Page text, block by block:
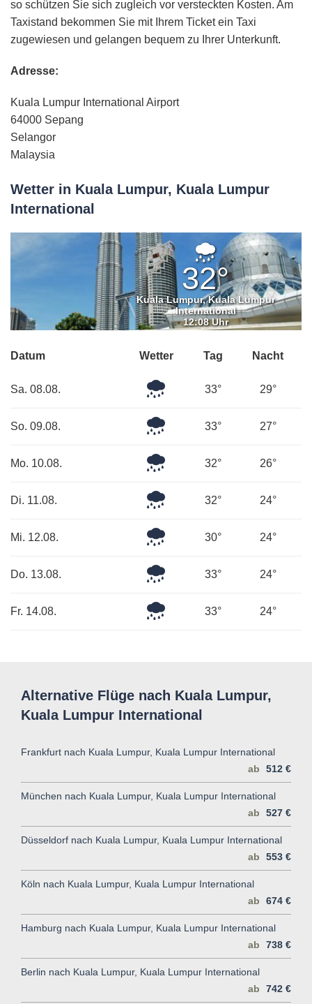
so schützen Sie sich zugleich vor versteckten Kosten. Am
Taxistand bekommen Sie mit Ihrem Ticket ein Taxi
zugewiesen und gelangen bequem zu Ihrer Unterkunft.
Adresse:
Kuala Lumpur International Airport
64000 Sepang
Selangor
Malaysia
Wetter in Kuala Lumpur, Kuala Lumpur
International
Leichter
Regen
32°
Kuala Lumpur, Kuala Lumpur
International
12:08 Uhr
Datum Wetter Tag Nacht
Sa. 08.08. 33° 29°
So. 09.08.
Mäßiger33° 27°
Mo. 10.08.
Mäßiger32° 26°
Di. 11.08.
Mäßiger32° 24°
Mi. 12.08.
Mäßiger30° 24°
Do. 13.08. 33° 24°
Fr. 14.08. 33° 24°
Alternative Flüge nach Kuala Lumpur,
Kuala Lumpur International
Frankfurt nach Kuala Lumpur, Kuala Lumpur International
ab
512 €
München nach Kuala Lumpur, Kuala Lumpur International
ab
527 €
Düsseldorf nach Kuala Lumpur, Kuala Lumpur International
ab
553 €
Köln nach Kuala Lumpur, Kuala Lumpur International
ab
674 €
Hamburg nach Kuala Lumpur, Kuala Lumpur International
ab
738 €
Berlin nach Kuala Lumpur, Kuala Lumpur International
ab
742 €